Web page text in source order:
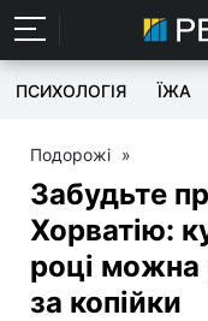
ПСИХОЛОГІЯ ЇЖА
Подорожі »
Забудьте
Хорватію:
році можна
за копійки